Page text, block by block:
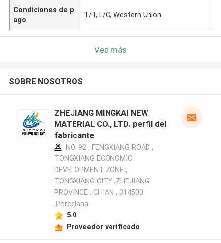
Condiciones de p
ago
T/T, L/C, Western Union
Vea más
SOBRE NOSOTROS
ZHEJIANG MINGKAI NEW
MATERIAL CO., LTD. perfil del
fabricante
NO. 92 , FENGXIANG ROAD ,
TONGXIANG ECONOMIC
DEVELOPMENT ZONE ,
TONGXIANG CITY ,ZHEJIANG
PROVINCE , CHIAN , 314500
,Porcelana
5.0
Proveedor verificado